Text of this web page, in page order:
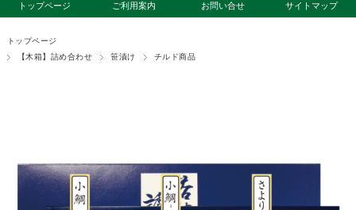
トップページ ご利用案内 お問い合せ サイトマップ
トップページ
【木箱】詰め合わせ
笹漬け チルド商品